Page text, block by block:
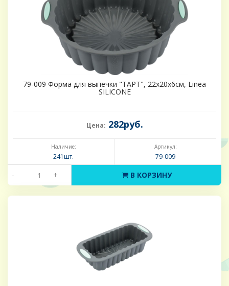
79-009 Форма для выпечки "ТАРТ", 22х20х6см, Linea
SILICONE
Цена: 282руб.
Наличие:
241шт.
Артикул:
79-009
- + В КОРЗИНУ